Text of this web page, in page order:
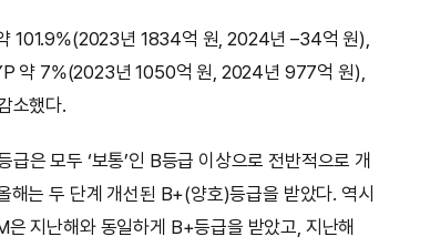
101.9%(2023년 1834억 원, 2024년 –34억 원),
약 7%(2023년 1050억 원, 2024년 977억 원),
소했다.
은 모두 ‘보통’인 B등급 이상으로 전반적으로 개
는 두 단계 개선된 B+(양호)등급을 받았다. 역시
지난해와 동일하게 B+등급을 받았고, 지난해